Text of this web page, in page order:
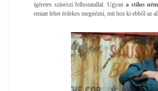
ígéretes színészi felhozatallal. Ugyan a stílus
emiatt lehet érdekes megnézni, mit hoz ki ebből az